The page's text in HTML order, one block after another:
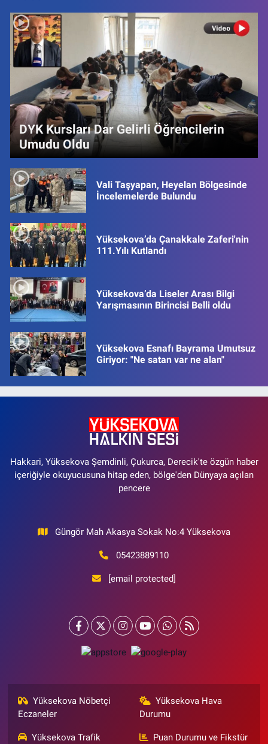
DYK Kursları Dar Gelirli Öğrencilerin
Umudu Oldu
Vali Taşyapan, Heyelan Bölgesinde
İncelemelerde Bulundu
Yüksekova’da Çanakkale Zaferi'nin
111.Yılı Kutlandı
Yüksekova’da Liseler Arası Bilgi
Yarışmasının Birincisi Belli oldu
Yüksekova Esnafı Bayrama Umutsuz
Giriyor: "Ne satan var ne alan"
Hakkari, Yüksekova Şemdinli, Çukurca, Derecik'te özgün haber
içeriğiyle okuyucusuna hitap eden, bölge'den Dünyaya açılan
pencere
Güngör Mah Akasya Sokak No:4 Yüksekova
05423889110
[email protected]
Yüksekova Nöbetçi
Eczaneler
Yüksekova Hava
Durumu
Yüksekova Trafik Puan Durumu ve Fikstür